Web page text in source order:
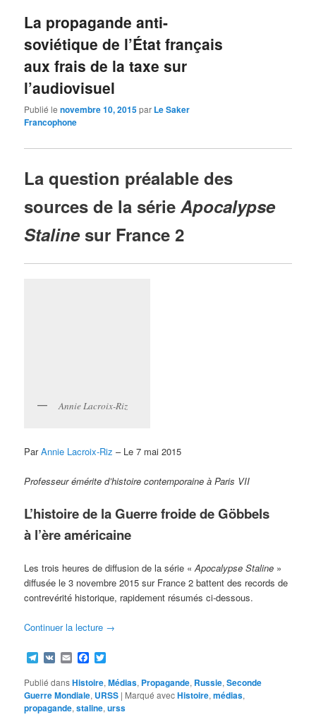
La propagande anti-
soviétique de l’État français
aux frais de la taxe sur
l’audiovisuel
Publié lenovembre 10, 2015par Le Saker
Francophone
La question préalable des
sources de la sérieApocalypse
Stalinesur France 2
Annie Lacroix-Riz
ParAnnie Lacroix-Riz – Le 7 mai 2015
Professeur émérite d’histoire contemporaine à Paris VII
L’histoire de la Guerre froide de Göbbels
à l’ère américaine
Les trois heures de diffusion de la série «Apocalypse Staline »
diffusée le 3 novembre 2015 sur France 2 battent des records de
contrevérité historique, rapidement résumés ci-dessous.
Continuer la lecture →
Telegram
VK EmailFacebook
Publié dansHistoire,Médias, Propagande, Russie,Seconde
Guerre Mondiale, URSS | Marqué avecHistoire,médias,
propagande,staline,urss